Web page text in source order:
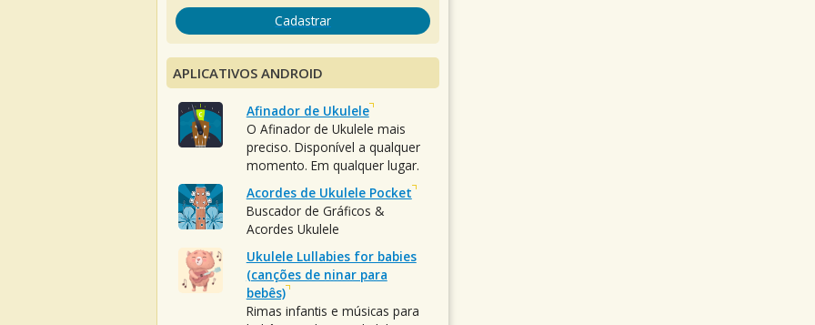
Cadastrar
APLICATIVOS ANDROID
Afinador de Ukulele
O Afinador de Ukulele mais
preciso. Disponível a qualquer
momento. Em qualquer lugar.
Acordes de Ukulele Pocket
Buscador de Gráficos &
Acordes Ukulele
Ukulele Lullabies for babies
(canções de ninar para
bebês)
Rimas infantis e músicas para